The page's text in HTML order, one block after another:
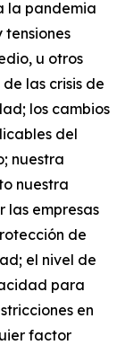
la pandemia
tensiones
u otros
las crisis de
los cambios
del
nuestra
nuestra
las empresas
de
el nivel de
para
en
factor